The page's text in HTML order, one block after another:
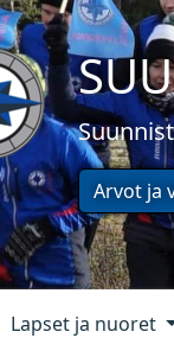
Arvot ja
Lapset ja nuoret